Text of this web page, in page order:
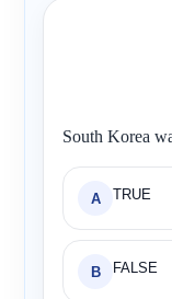
South Korea
A TRUE
B FALSE